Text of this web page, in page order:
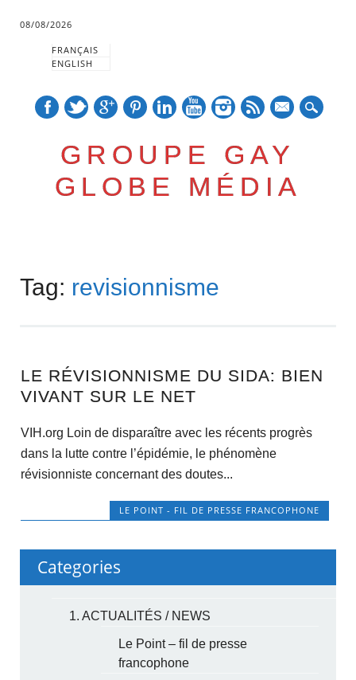
08/08/2026
FRANÇAIS
ENGLISH
GROUPE GAY
GLOBE MÉDIA
Main menu
content
Tag: revisionnisme
LE RÉVISIONNISME DU SIDA: BIEN
VIVANT SUR LE NET
VIH.org Loin de disparaître avec les récents progrès
dans la lutte contre l’épidémie, le phénomène
révisionniste concernant des doutes...
LE POINT - FIL DE PRESSE FRANCOPHONE
Categories
1. ACTUALITÉS / NEWS
Le Point – fil de presse
francophone